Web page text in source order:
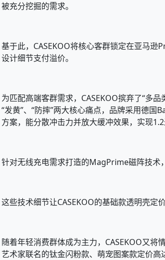
被充分挖掘的需求。
基于此，CASEKOO将核心客群锁定在亚马
设计细节支付溢价。
为匹配高端客群需求，CASEKOO摈弃了“多
“发黄”、“防摔”两大核心痛点，品牌采用德
方案，能分散冲击力并放大缓冲效果，实现1.2
针对无线充电需求打造的MagPrime磁阵技术
这些技术细节让CASEKOO的基础款透明壳定
随着年轻消费群体成为主力，CASEKOO又将
艺术家联名的钛金闪粉款、萌宠图案款定价高